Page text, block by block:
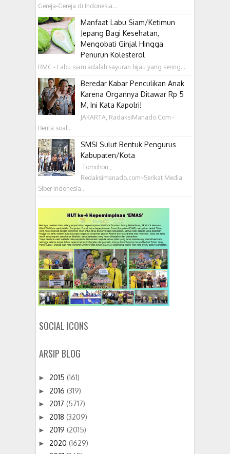
Gereja-Gereja di Indonesia...
Manfaat Labu Siam/Ketimun
Jepang Bagi Kesehatan,
Mengobati Ginjal Hingga
Penurun Kolesterol
RMC - Labu siam adalah sayuran hijau yang sering...
Beredar Kabar Penculikan Anak
Karena Organnya Ditawar Rp 5
M, Ini Kata Kapolri!
JAKARTA, RadaksiManado.Com -
Berita soal...
SMSI Sulut Bentuk Pengurus
Kabupaten/Kota
‎ Tomohon ,
Redaksimanado.com~Serikat Media
Siber Indonesia...
SOCIAL ICONS
ARSIP BLOG
► 2015 (161)
► 2016 (319)
► 2017 (5717)
► 2018 (3209)
► 2019 (2015)
► 2020 (1629)